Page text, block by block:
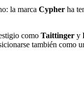
la marca Cypher ha
como Taittinger y
también como